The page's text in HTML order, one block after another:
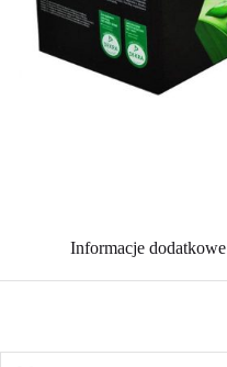
Informacje dodatkowe